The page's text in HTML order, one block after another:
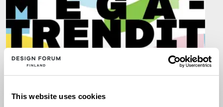
This website uses cookies